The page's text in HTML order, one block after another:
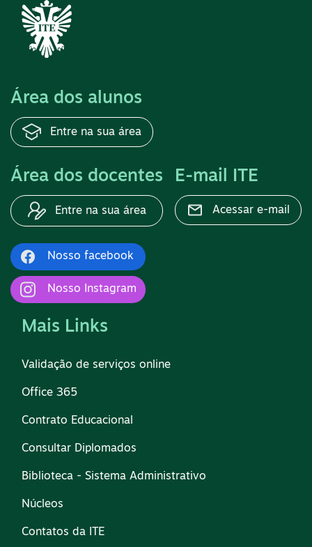
Área dos alunos
Entre na sua área
Área dos docentes
Entre na sua área
E-mail ITE
Acessar e-mail
Nosso facebook
Nosso Instagram
Mais Links
Validação de serviços online
Office 365
Contrato Educacional
Consultar Diplomados
Biblioteca - Sistema Administrativo
Núcleos
Contatos da ITE